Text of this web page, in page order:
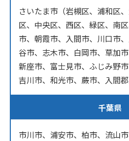
さいたま市（岩槻区、浦和区
区、中央区、西区、緑区、南
市、朝霞市、入間市、川口市
谷市、志木市、白岡市、草加
新座市、富士見市、ふじみ野
吉川市、和光市、蕨市、入間
千葉県
市川市、浦安市、柏市、流山